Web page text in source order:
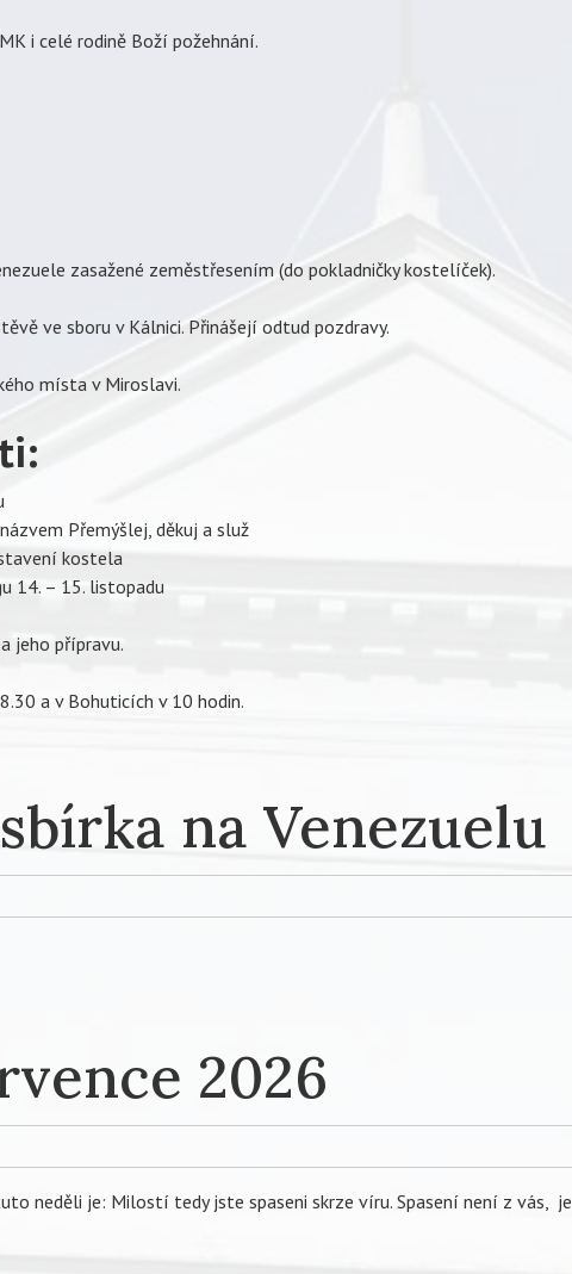
i celé rodině Boží požehnání.
zasažené zeměstřesením (do pokladničky kostelíček).
ve sboru v Kálnici. Přinášejí odtud pozdravy.
místa v Miroslavi.
Přemýšlej, děkuj a služ
kostela
14. – 15. listopadu
jeho přípravu.
a v Bohuticích v 10 hodin.
na Venezuelu
2026
neděli je: Milostí tedy jste spaseni skrze víru. Spasení není z vás, je